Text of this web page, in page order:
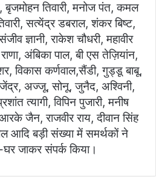
बृजमोहन तिवारी, मनोज पंत, कमल
सत्येंद्र डबराल, शंकर बिष्ट,
ज्ञानी, राकेश चौधरी, महावीर
अंबिका पाल, बी एस तेज़ियांन,
विकास कर्णवाल,सैंडी, गुड्डू बाबू,
अज्जू, सोनू, जुनैद, अश्विनी,
त्यागी, विपिन पुजारी, मनीष
जैन, राजवीर राय, दीवान सिंह
आदि बड़ी संख्या में समर्थकों ने
जाकर संपर्क किया।